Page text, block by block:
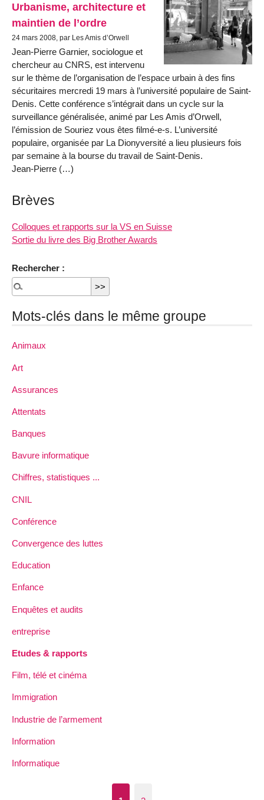
Urbanisme, architecture et
maintien de l’ordre
24 mars 2008, par Les Amis d’Orwell
Jean-Pierre Garnier, sociologue et
chercheur au CNRS, est intervenu
sur le thème de l’organisation de l’espace urbain à des fins
sécuritaires mercredi 19 mars à l’université populaire de Saint-
Denis. Cette conférence s’intégrait dans un cycle sur la
surveillance généralisée, animé par Les Amis d’Orwell,
l’émission de Souriez vous êtes filmé-e-s. L’université
populaire, organisée par La Dionyversité a lieu plusieurs fois
par semaine à la bourse du travail de Saint-Denis.
Jean-Pierre (…)
Brèves
Colloques et rapports sur la VS en Suisse
Sortie du livre des Big Brother Awards
Rechercher :
Mots-clés dans le même groupe
Animaux
Art
Assurances
Attentats
Banques
Bavure informatique
Chiffres, statistiques ...
CNIL
Conférence
Convergence des luttes
Education
Enfance
Enquêtes et audits
entreprise
Etudes & rapports
Film, télé et cinéma
Immigration
Industrie de l’armement
Information
Informatique